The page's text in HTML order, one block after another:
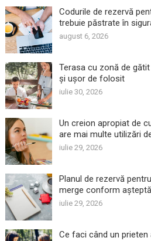
Codurile de rezervă
trebuie păstrate în
august 6, 2026
Terasa cu zonă de
și ușor de folosit
iulie 30, 2026
Un creion apropiat de
are mai multe utilizări
iulie 29, 2026
Planul de rezervă
merge conform
iulie 29, 2026
Ce faci când un prieten